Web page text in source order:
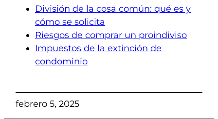
División de la cosa común: qué es y
cómo se solicita
Riesgos de comprar un proindiviso
Impuestos de la extinción de
condominio
febrero 5, 2025